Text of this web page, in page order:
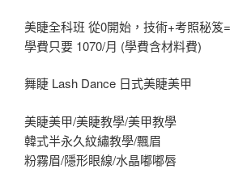
美睫全科班 從0開始，技術+考照秘笈
學費只要 1070/月 (學費含材料費)
舞睫 Lash Dance 日式美睫美甲
美睫美甲/美睫教學/美甲教學
韓式半永久紋繡教學/飄眉
粉霧眉/隱形眼線/水晶嘟嘟唇